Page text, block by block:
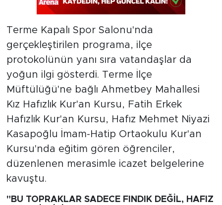
Terme Kapalı Spor Salonu'nda
gerçekleştirilen programa, ilçe
protokolünün yanı sıra vatandaşlar da
yoğun ilgi gösterdi. Terme İlçe
Müftülüğü'ne bağlı Ahmetbey Mahallesi
Kız Hafızlık Kur'an Kursu, Fatih Erkek
Hafızlık Kur'an Kursu, Hafız Mehmet Niyazi
Kasapoğlu İmam-Hatip Ortaokulu Kur'an
Kursu'nda eğitim gören öğrenciler,
düzenlenen merasimle icazet belgelerine
kavuştu.
"BU TOPRAKLAR SADECE FINDIK DEĞİL, HAFIZ